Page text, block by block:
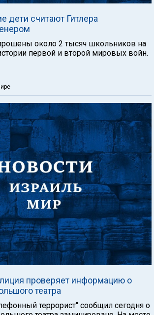
дети считают Гитлера
около 2 тысяч школьников на
первой и второй мировых войн.
проверяет информацию о
театра
террорист" сообщил сегодня о